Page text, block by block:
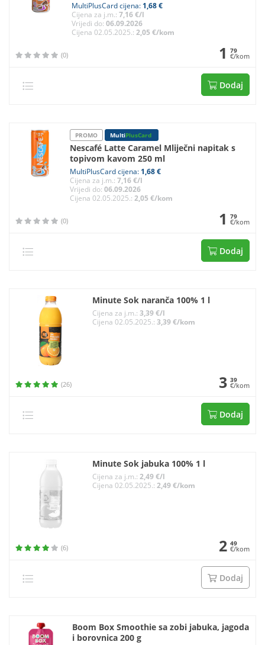
MultiPlusCard cijena: 1,68 €
Cijena za j.m.: 7,16 €/l
Vrijedi do: 06.09.2026
Cijena 02.05.2025.: 2,05 €/kom
(0) 1 79
€/kom
Dodaj
PROMO MultiPlusCard
Nescafé Latte Caramel Mliječni napitak s
topivom kavom 250 ml
MultiPlusCard cijena: 1,68 €
Cijena za j.m.: 7,16 €/l
Vrijedi do: 06.09.2026
Cijena 02.05.2025.: 2,05 €/kom
(0) 1 79
€/kom
Dodaj
Minute Sok naranča 100% 1 l
Cijena za j.m.: 3,39 €/l
Cijena 02.05.2025.: 3,39 €/kom
(26) 3 39
€/kom
Dodaj
Minute Sok jabuka 100% 1 l
Cijena za j.m.: 2,49 €/l
Cijena 02.05.2025.: 2,49 €/kom
(6) 2 49
€/kom
Dodaj
Boom Box Smoothie sa zobi jabuka, jagoda
i borovnica 200 g